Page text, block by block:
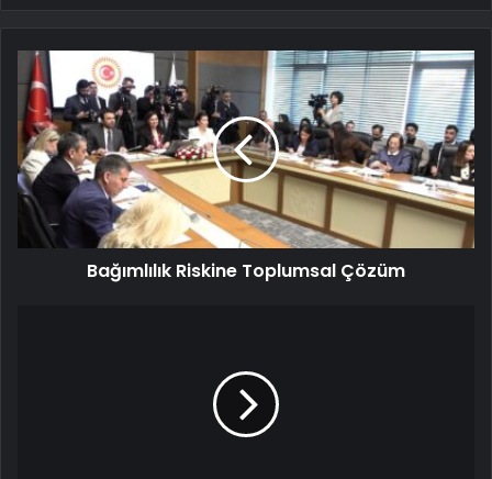
Bağımlılık Riskine Toplumsal Çözüm